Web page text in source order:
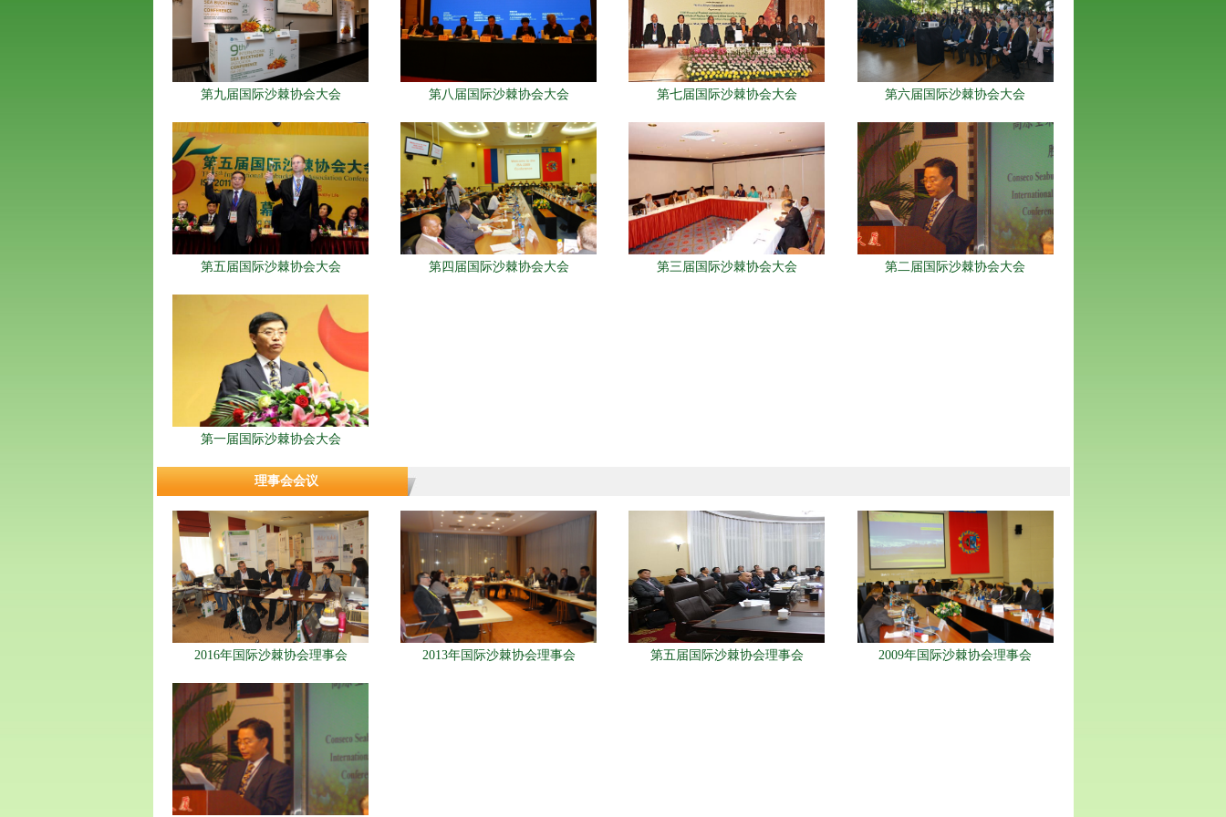
第九届国际沙棘协会大会 第八届国际沙棘协会大会 第七届国际沙棘协会大会 第六届国际沙棘协会大会
第五届国际沙棘协会大会 第四届国际沙棘协会大会 第三届国际沙棘协会大会 第二届国际沙棘协会大会
第一届国际沙棘协会大会
理事会会议
2016年国际沙棘协会理事会 2013年国际沙棘协会理事会 第五届国际沙棘协会理事会 2009年国际沙棘协会理事会